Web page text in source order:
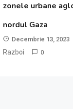
zonele urbane
nordul Gaza
Decembrie 13, 2023
Razboi
0